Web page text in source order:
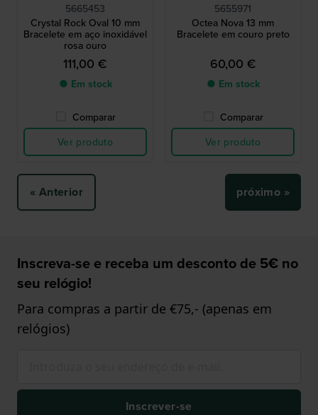
5665453
Crystal Rock Oval 10 mm
Bracelete em aço inoxidável
rosa ouro
111,00 €
● Em stock
Comparar
Ver produto
5655971
Octea Nova 13 mm
Bracelete em couro preto
60,00 €
● Em stock
Comparar
Ver produto
« Anterior próximo »
Inscreva-se e receba um desconto de 5€ no
seu relógio!
Para compras a partir de €75,- (apenas em
relógios)
Inscrever-se